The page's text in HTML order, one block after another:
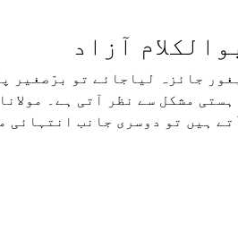
آزاد
جائزہ لیاجائے تو برّصغیر
مشکل سے نظر آتی ہے۔
ہیں تو دوسری جانب انتہائی